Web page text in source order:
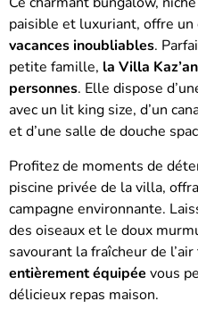
paisible et luxuriant, offre
vacances inoubliables.
petite famille, la Villa
personnes. Elle dispose
avec un lit king size, d’un
et d’une salle de douche
Profitez de moments de
piscine privée de la villa,
campagne environnante.
des oiseaux et le doux
savourant la fraîcheur de
entièrement équipée vous
délicieux repas maison.